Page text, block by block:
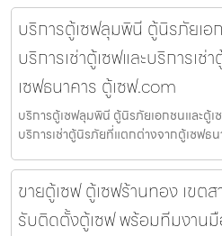
บริการตู้เซฟลุมพินี ตู้นิรภัยเอ
บริการเช่าตู้เซฟและบริการเ
เซฟธนาคาร ตู้เซฟ.com
บริการตู้เซฟลุมพินี ตู้นิรภัยเอกชนและตู้เ
บริการเช่าตู้นิรภัยที่แตกต่างจากตู้เซฟธน
ขายตู้เซฟ ตู้เซฟร้านทอง เขต
รับติดตั้งตู้เซฟ พร้อมทีมงาน